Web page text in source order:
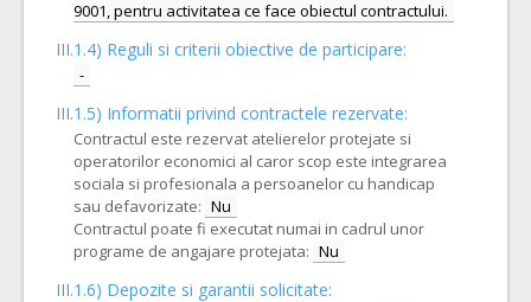
III.1.4) Reguli si criterii obiective de participare:
-
III.1.5) Informatii privind contractele rezervate:
Contractul este rezervat atelierelor protejate si
operatorilor economici al caror scop este integrarea
sociala si profesionala a persoanelor cu handicap
sau defavorizate: Nu
Contractul poate fi executat numai in cadrul unor
programe de angajare protejata: Nu
III.1.6) Depozite si garantii solicitate: